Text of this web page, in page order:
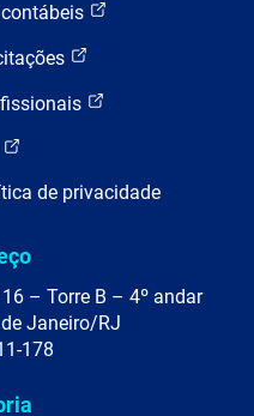
de privacidade
– Torre B – 4º andar
Janeiro/RJ
178